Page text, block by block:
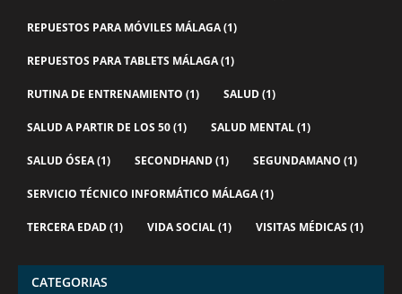
REPUESTOS PARA MÓVILES MÁLAGA(1)
REPUESTOS PARA TABLETS MÁLAGA(1)
RUTINA DE ENTRENAMIENTO (1) SALUD(1)
SALUD A PARTIR DE LOS 50(1) SALUD MENTAL(1)
SALUD ÓSEA(1) SECONDHAND(1) SEGUNDAMANO (1)
SERVICIO TÉCNICO INFORMÁTICO MÁLAGA(1)
TERCERA EDAD(1) VIDA SOCIAL(1) VISITAS MÉDICAS (1)
CATEGORIAS